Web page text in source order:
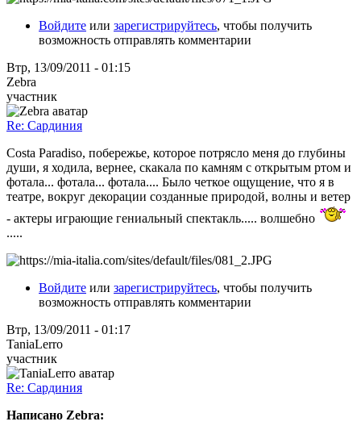
Войдите или зарегистрируйтесь, чтобы получить
возможность отправлять комментарии
Втр, 13/09/2011 - 01:15
Zebra
участник
Re: Сардиния
Costa Paradiso, побережье, которое потрясло меня до глубины
души, я ходила, вернее, скакала по камням с открытым ртом и
фотала... фотала... фотала.... Было четкое ощущение, что я в
театре, вокруг декорации созданные природой, волны и ветер
- актеры играющие гениальный спектакль..... волшебно
.....
Войдите или зарегистрируйтесь, чтобы получить
возможность отправлять комментарии
Втр, 13/09/2011 - 01:17
TaniaLerro
участник
Re: Сардиния
Написано Zebra: